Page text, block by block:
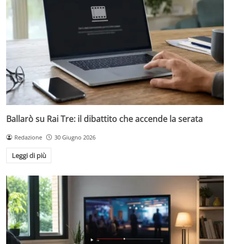
Ballarò su Rai Tre: il dibattito che accende la serata
Redazione 30 Giugno 2026
Leggi di più